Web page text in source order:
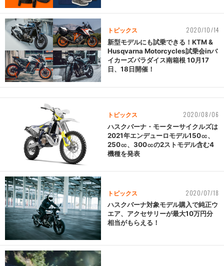
トピックス 2020/10/14
新型モデルにも試乗できる！KTM &
Husqvarna Motorcycles試乗会inバ
イカーズパラダイス南箱根 10月17
日、18日開催！
トピックス 2020/08/06
ハスクバーナ・モーターサイクルズは
2021年エンデューロモデル150㏄、
250㏄、300㏄の2ストモデル含む4
機種を発表
トピックス 2020/07/18
ハスクバーナ対象モデル購入で純正ウ
エア、アクセサリーが最大10万円分
相当がもらえる！